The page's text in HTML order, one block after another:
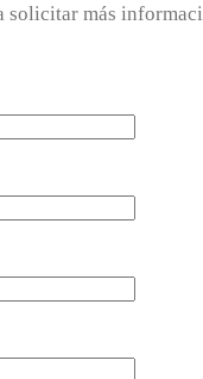
solicitar más